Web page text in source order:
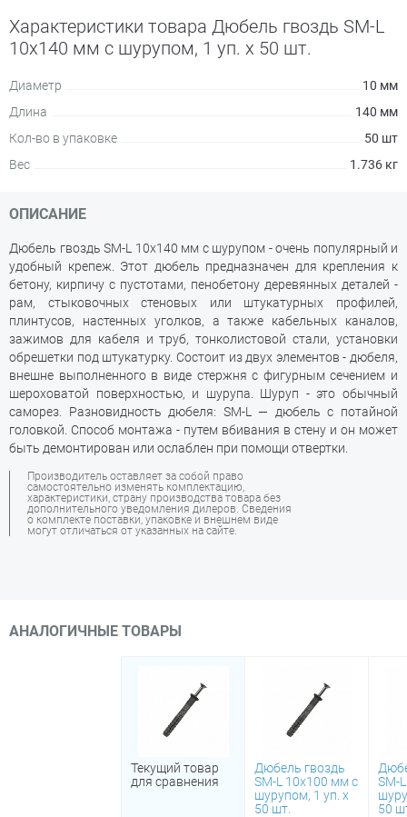
Характеристики товара Дюбель гвоздь SM-L
10х140 мм с шурупом, 1 уп. х 50 шт.
Диаметр
10 мм
Длина
140 мм
Кол-во в упаковке
50 шт
Вес
1.736 кг
ОПИСАНИЕ
Дюбель гвоздь SM-L 10х140 мм с шурупом - очень популярный и
удобный крепеж. Этот дюбель предназначен для крепления к
бетону, кирпичу с пустотами, пенобетону деревянных деталей -
рам, стыковочных стеновых или штукатурных профилей,
плинтусов, настенных уголков, а также кабельных каналов,
зажимов для кабеля и труб, тонколистовой стали, установки
обрешетки под штукатурку. Состоит из двух элементов - дюбеля,
внешне выполненного в виде стержня с фигурным сечением и
шероховатой поверхностью, и шурупа. Шуруп - это обычный
саморез. Разновидность дюбеля: SM-L — дюбель с потайной
головкой. Способ монтажа - путем вбивания в стену и он может
быть демонтирован или ослаблен при помощи отвертки.
Производитель оставляет за собой право
самостоятельно изменять комплектацию,
характеристики, страну производства товара без
дополнительного уведомления дилеров. Сведения
о комплекте поставки, упаковке и внешнем виде
могут отличаться от указанных на сайте.
АНАЛОГИЧНЫЕ ТОВАРЫ
Текущий товар
для сравнения
Дюбель гвоздь
SM-L 10х100 мм с
шурупом, 1 уп. х
50 шт.
SM-
50